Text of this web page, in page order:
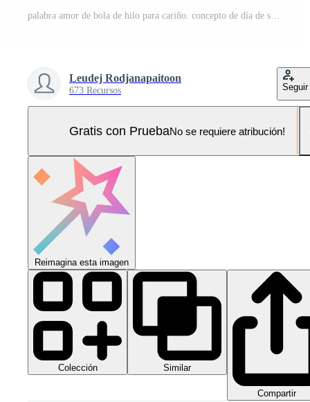
palabra amor de bola de hilo para cariño. concepto de día de san valentín, boda Foto Pro
Leudej Rodjanapaitoon
673 Recursos Seguir
Gratis con PruebaNo se requiere atribución!
Reimagina esta imagen
Colección Similar
Compartir